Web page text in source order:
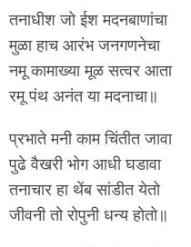
तनाधीश जो ईश मदनबाणांचा
मुळा हाच आरंभ जनगणनेचा
नमू कामाख्या मूळ सत्वर आता
रमू पंथ अनंत या मदनाचा॥
प्रभाते मनी काम चिंतीत जावा
पुढे वैखरी भोग आधी घडावा
तनाचार हा थेंब सांडीत येतो
जीवनी तो रोपुनी धन्य होतो॥